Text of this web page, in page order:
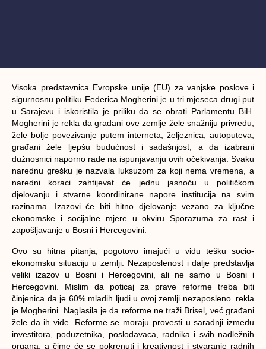
Visoka predstavnica Evropske unije (EU) za vanjske poslove i
sigurnosnu politiku Federica Mogherini je u tri mjeseca drugi put
u Sarajevu i iskoristila je priliku da se obrati Parlamentu BiH.
Mogherini je rekla da građani ove zemlje žele snažniju privredu,
žele bolje povezivanje putem interneta, željeznica, autoputeva,
građani žele ljepšu budućnost i sadašnjost, a da izabrani
dužnosnici naporno rade na ispunjavanju ovih očekivanja. Svaku
narednu grešku je nazvala luksuzom za koji nema vremena, a
naredni koraci zahtijevat će jednu jasnoću u političkom
djelovanju i stvarne koordinirane napore institucija na svim
razinama. Izazovi će biti hitno djelovanje vezano za ključne
ekonomske i socijalne mjere u okviru Sporazuma za rast i
zapošljavanje u Bosni i Hercegovini.
Ovo su hitna pitanja, pogotovo imajući u vidu tešku socio-
ekonomsku situaciju u zemlji. Nezaposlenost i dalje predstavlja
veliki izazov u Bosni i Hercegovini, ali ne samo u Bosni i
Hercegovini. Mislim da poticaj za prave reforme treba biti
činjenica da je 60% mladih ljudi u ovoj zemlji nezaposleno. rekla
je Mogherini. Naglasila je da reforme ne traži Brisel, već građani
žele da ih vide. Reforme se moraju provesti u saradnji između
investitora, poduzetnika, poslodavaca, radnika i svih nadležnih
organa, a čime će se pokrenuti i kreativnost i stvaranje radnih